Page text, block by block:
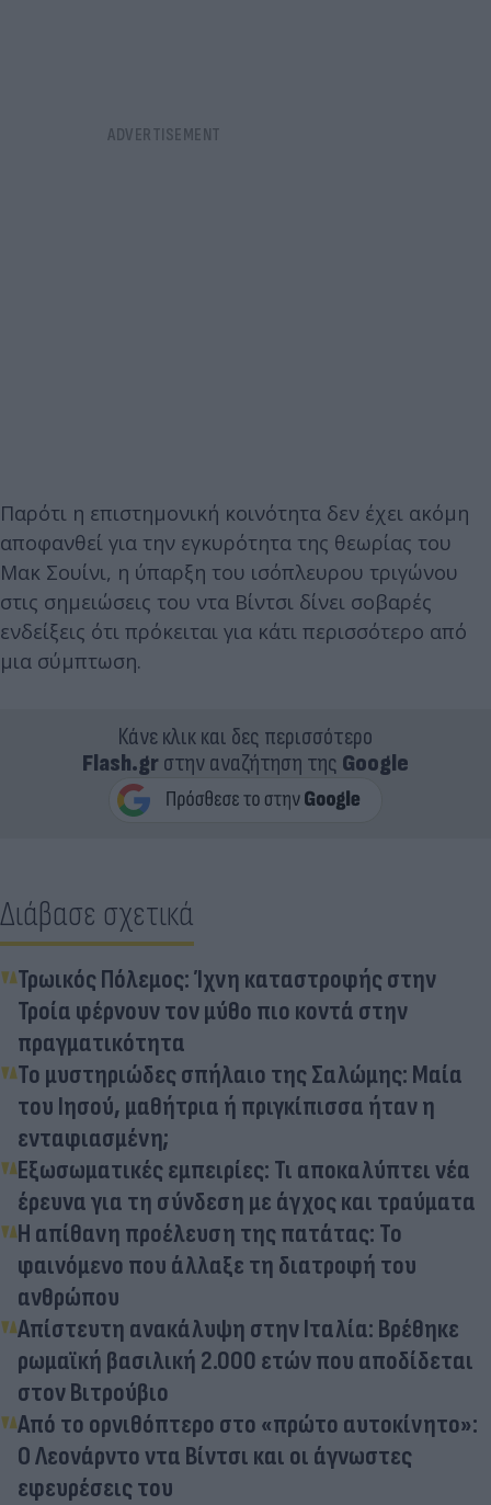
Παρότι η επιστημονική κοινότητα δεν έχει ακόμη
αποφανθεί για την εγκυρότητα της θεωρίας του
Μακ Σουίνι, η ύπαρξη του ισόπλευρου τριγώνου
στις σημειώσεις του ντα Βίντσι δίνει σοβαρές
ενδείξεις ότι πρόκειται για κάτι περισσότερο από
μια σύμπτωση.
Κάνε κλικ και δες περισσότερο
Flash.grστην αναζήτηση της Google
Διάβασε σχετικά
Τρωικός Πόλεμος: Ίχνη καταστροφής στην
Τροία φέρνουν τον μύθο πιο κοντά στην
πραγματικότητα
Το μυστηριώδες σπήλαιο της Σαλώμης: Μαία
του Ιησού, μαθήτρια ή πριγκίπισσα ήταν η
ενταφιασμένη;
Εξωσωματικές εμπειρίες: Τι αποκαλύπτει νέα
έρευνα για τη σύνδεση με άγχος και τραύματα
Η απίθανη προέλευση της πατάτας: Το
φαινόμενο που άλλαξε τη διατροφή του
ανθρώπου
Απίστευτη ανακάλυψη στην Ιταλία: Βρέθηκε
ρωμαϊκή βασιλική 2.000 ετών που αποδίδεται
στον Βιτρούβιο
Από το ορνιθόπτερο στο «πρώτο αυτοκίνητο»:
Ο Λεονάρντο ντα Βίντσι και οι άγνωστες
εφευρέσεις του